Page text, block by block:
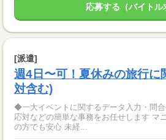
応募する（バイトル
[派遣]
週4日〜可！夏休みの旅行に
対含む)
◆一大イベントに関するデータ入力・問
応対などの簡単な事務をお任せします マ
の方でも安心 未経...